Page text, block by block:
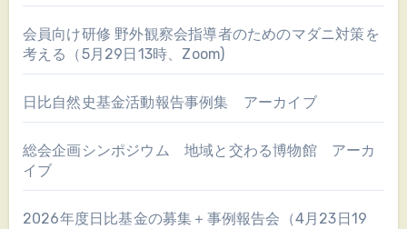
会員向け研修 野外観察会指導者のためのマダニ対策を
考える（5月29日13時、Zoom)
日比自然史基金活動報告事例集 アーカイブ
総会企画シンポジウム 地域と交わる博物館 アーカ
イブ
2026年度日比基金の募集＋事例報告会（4月23日19